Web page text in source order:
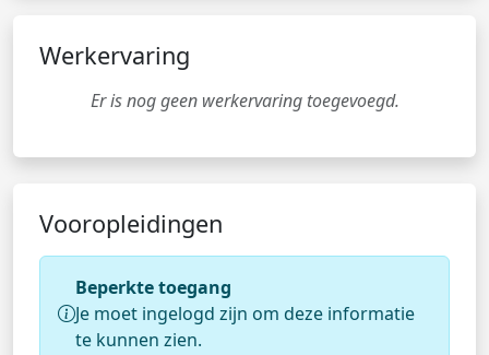
Werkervaring
Er is nog geen werkervaring toegevoegd.
Vooropleidingen
Beperkte toegang
Je moet ingelogd zijn om deze informatie
te kunnen zien.